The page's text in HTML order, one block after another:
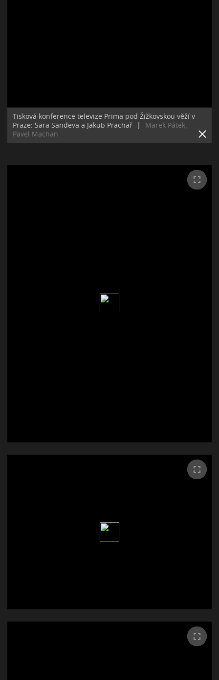
Tisková konference televize Prima pod Žižkovskou věží v
Praze: Sara Sandeva a Jakub Prachař
|
Marek Pátek,
Pavel Machan